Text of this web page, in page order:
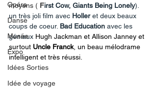
Opéra
Danse
Musée
Expo
Idées Sorties
Idée de voyage
moyens ( First Cow, Giants Being Lonely).
un très joli film avec Holler et deux beaux
coups de coeur. Bad Education avec les
géniaux Hugh Jackman et Allison Janney et
surtout Uncle Franck , un beau mélodrame
intelligent et très réussi.